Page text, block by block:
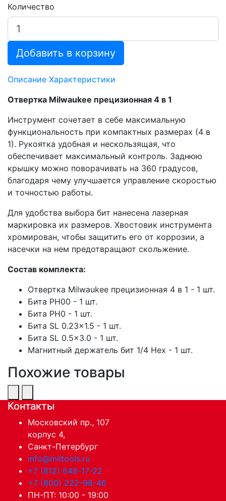
Количество
Добавить в корзину
Описание Характеристики
Отвертка Milwaukee прецизионная 4 в 1
Инструмент сочетает в себе максимальную
функциональность при компактных размерах (4 в
1). Рукоятка удобная и нескользящая, что
обеспечивает максимальный контроль. Заднюю
крышку можно поворачивать на 360 градусов,
благодаря чему улучшается управление скоростью
и точностью работы.
Для удобства выбора бит нанесена лазерная
маркировка их размеров. Хвостовик инструмента
хромирован, чтобы защитить его от коррозии, а
насечки на нем предотвращают скольжение.
Состав комплекта:
Отвертка Milwaukee прецизионная 4 в 1 - 1 шт.
Бита PH00 - 1 шт.
Бита PH0 - 1 шт.
Бита SL 0.23x1.5 - 1 шт.
Бита SL 0.5x3.0 - 1 шт.
Магнитный держатель бит 1/4 Hex - 1 шт.
Похожие товары
Контакты
Московский пр., 107
корпус 4,
Санкт-Петербург
info@miltools.ru
+7 (812) 648-17-22
+7 (800) 222-98-46
ПН-ПТ: 10:00 - 19:00